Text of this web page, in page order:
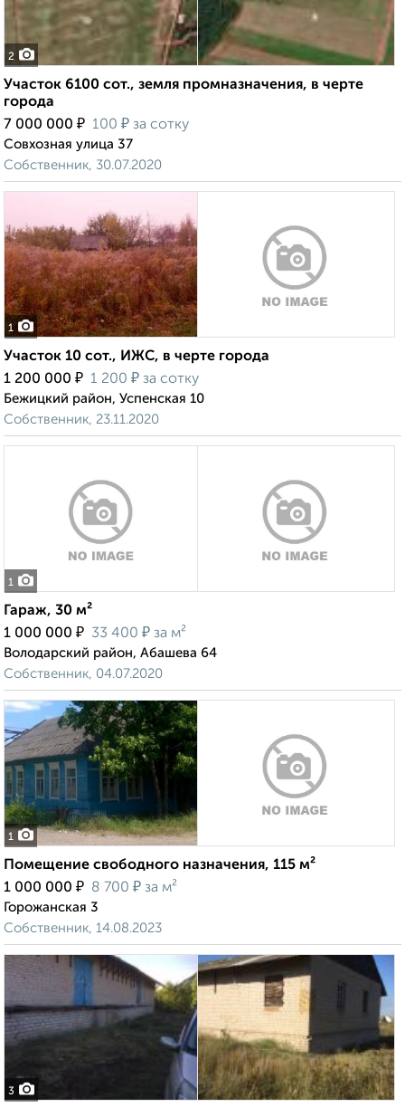
2
Участок 6100 сот., земля промназначения, в черте
города
7 000 000 ₽ 100 ₽ за сотку
Совхозная улица 37
Собственник, 30.07.2020
1
Участок 10 сот., ИЖС, в черте города
1 200 000 ₽ 1 200 ₽ за сотку
Бежицкий район, Успенская 10
Собственник, 23.11.2020
1
Гараж, 30 м²
1 000 000 ₽ 33 400 ₽ за м²
Володарский район, Абашева 64
Собственник, 04.07.2020
1
Помещение свободного назначения, 115 м²
1 000 000 ₽ 8 700 ₽ за м²
Горожанская 3
Собственник, 14.08.2023
3